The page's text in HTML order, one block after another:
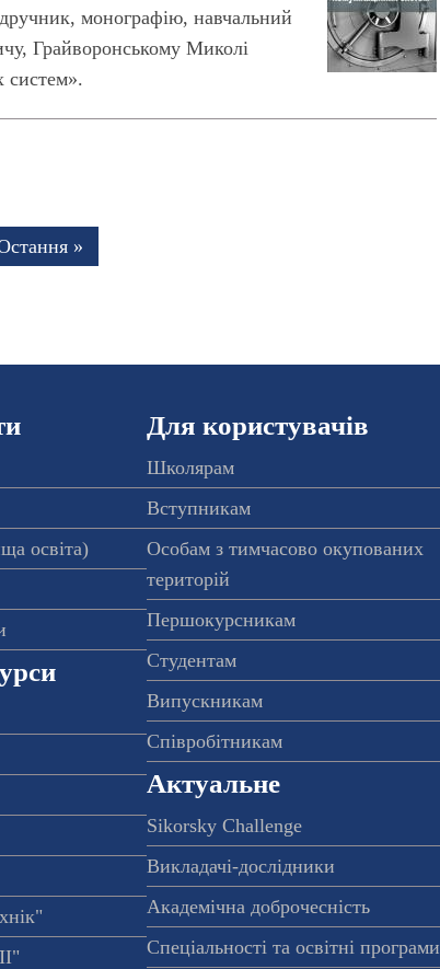
монографію, навчальний
Грайворонському Миколі
систем».
»
освіта)
Для користувачів
Школярам
Вступникам
Особам з тимчасово окупованих
територій
Першокурсникам
Студентам
Випускникам
Співробітникам
Актуальне
Sikorsky Challenge
Викладачі-дослідники
Академічна доброчесність
Спеціальності та освітні програми